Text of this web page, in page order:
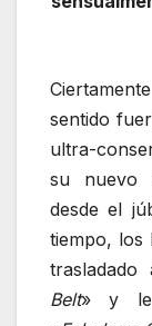
sentido
ultra-
su nuevo
desde el
tiempo, los
Belt» y le